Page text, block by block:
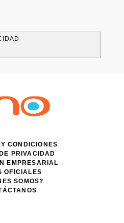
CONDICIONES
PRIVACIDAD
EMPRESARIAL
OFICIALES
SOMOS?